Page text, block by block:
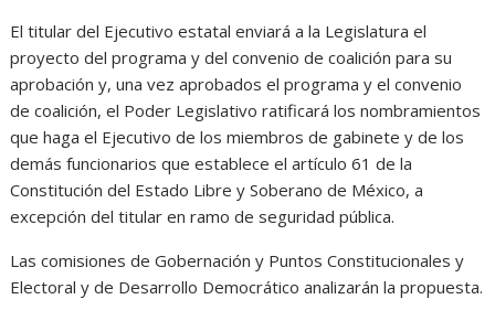
El titular del Ejecutivo estatal enviará a la Legislatura el
proyecto del programa y del convenio de coalición para su
aprobación y, una vez aprobados el programa y el convenio
de coalición, el Poder Legislativo ratificará los nombramientos
que haga el Ejecutivo de los miembros de gabinete y de los
demás funcionarios que establece el artículo 61 de la
Constitución del Estado Libre y Soberano de México, a
excepción del titular en ramo de seguridad pública.
Las comisiones de Gobernación y Puntos Constitucionales y
Electoral y de Desarrollo Democrático analizarán la propuesta.